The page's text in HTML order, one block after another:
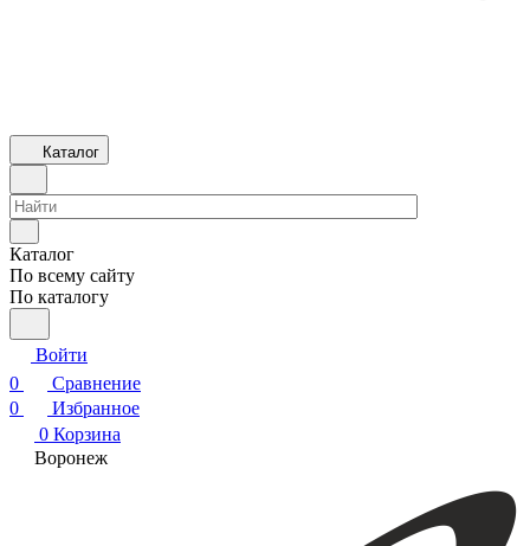
Каталог
Каталог
По всему сайту
По каталогу
Войти
0
Сравнение
0
Избранное
0 Корзина
Воронеж